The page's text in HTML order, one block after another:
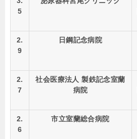
5
2.
9
日鋼記念病院
2.
7
社会医療法人 製鉄記念室蘭
病院
2.
6
市立室蘭総合病院